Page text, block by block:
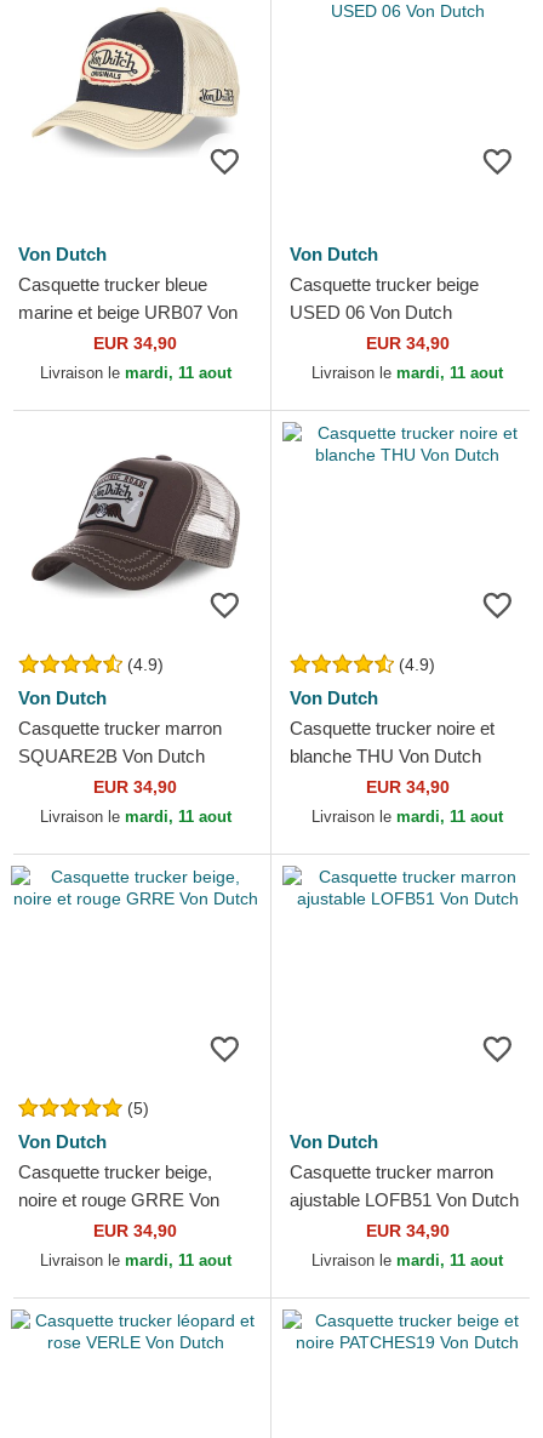
Von Dutch
Casquette trucker bleue
marine et beige URB07 Von
EUR 34,90
Livraison le mardi, 11 aout
Von Dutch
Casquette trucker beige
USED 06 Von Dutch
EUR 34,90
Livraison le mardi, 11 aout
(4.9)
Von Dutch
Casquette trucker marron
SQUARE2B Von Dutch
EUR 34,90
Livraison le mardi, 11 aout
(4.9)
Von Dutch
Casquette trucker noire et
blanche THU Von Dutch
EUR 34,90
Livraison le mardi, 11 aout
(5)
Von Dutch
Casquette trucker beige,
noire et rouge GRRE Von
EUR 34,90
Livraison le mardi, 11 aout
Von Dutch
Casquette trucker marron
ajustable LOFB51 Von Dutch
EUR 34,90
Livraison le mardi, 11 aout